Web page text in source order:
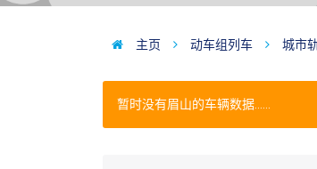
主页 动车组列车 城市
暂时没有眉山的车辆数据……